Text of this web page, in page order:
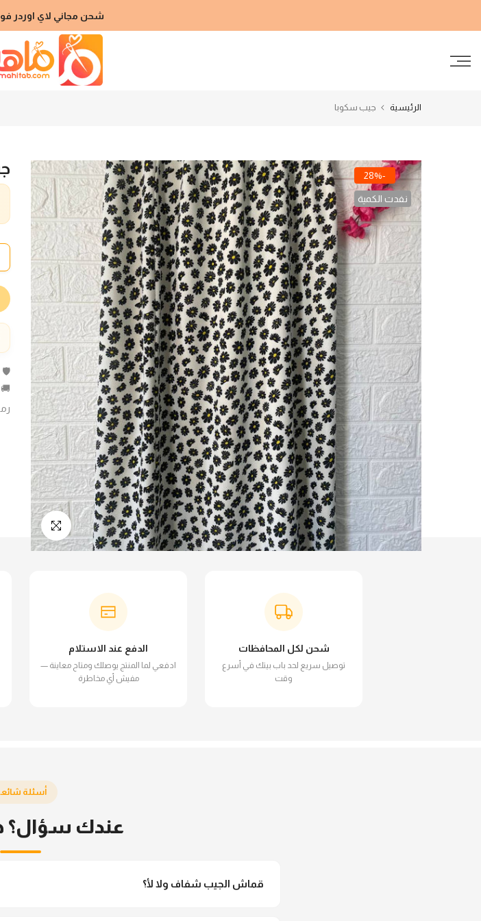
إلى
شحن مجاني لاي اوردر فوق الـ
الرئيسية جيب سكوبا
-28%
نفدت الكمية
انقر للتكبير
🛡️
🚚
شحن لكل المحافظات
توصيل سريع لحد باب بيتك في أسرع
وقت
الدفع عند الاستلام
ادفعي لما المنتج يوصلك ومتاح معاينة —
مفيش أي مخاطرة
أسئلة
عندك سؤال؟
قماش الجيب شفاف ولا لأ؟